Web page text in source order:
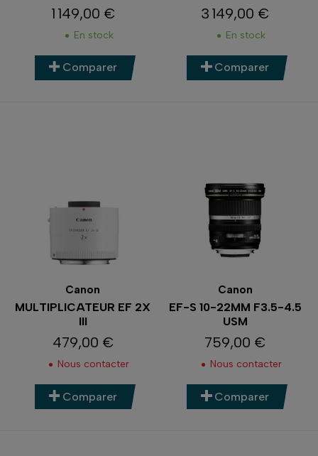
Prix
1 149,00 €
En stock
Comparer
Prix
3 149,00 €
En stock
Comparer
Canon
MULTIPLICATEUR EF 2X
III
Prix
479,00 €
Nous contacter
Comparer
Canon
EF-S 10-22MM F3.5-4.5
USM
Prix
759,00 €
Nous contacter
Comparer